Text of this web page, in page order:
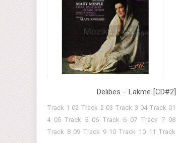
Delibes - Lakme [CD#2]
01 Track 1 02 Track 2 03 Track 3 04 Track
4 05 Track 5 06 Track 6 07 Track 7 08
Track 8 09 Track 9 10 Track 10 11 Track